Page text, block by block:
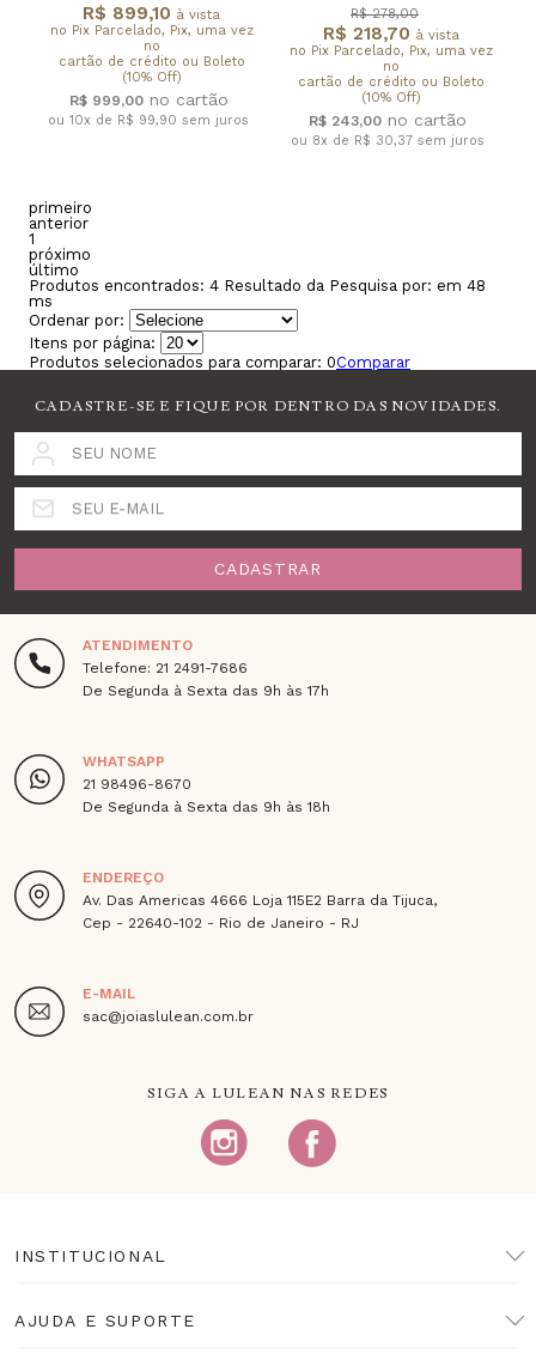
R$ 899,10 à vista
no Pix Parcelado, Pix, uma vez
no
cartão de crédito ou Boleto
(10% Off)
R$ 999,00
ou 10x de R$ 99,90 sem juros
R$ 218,70 à vista
no Pix Parcelado, Pix, uma vez
no
cartão de crédito ou Boleto
(10% Off)
R$ 278,00
R$ 243,00
ou 8x de R$ 30,37 sem juros
primeiro
anterior
1
próximo
último
Produtos encontrados: 4 Resultado da Pesquisa por: em 48
ms
Ordenar por:
Itens por página:
Produtos selecionados para comparar: 0Comparar
CADASTRE-SE E FIQUE POR DENTRO DAS NOVIDADES.
SEU NOME
SEU E-MAIL
CADASTRAR
ATENDIMENTO
Telefone: 21 2491-7686
De Segunda à Sexta das 9h às 17h
WHATSAPP
21 98496-8670
De Segunda à Sexta das 9h às 18h
ENDEREÇO
Av. Das Americas 4666 Loja 115E2 Barra da Tijuca,
Cep - 22640-102 - Rio de Janeiro - RJ
E-MAIL
sac@joiaslulean.com.br
SIGA A LULEAN NAS REDES
INSTITUCIONAL
AJUDA E SUPORTE